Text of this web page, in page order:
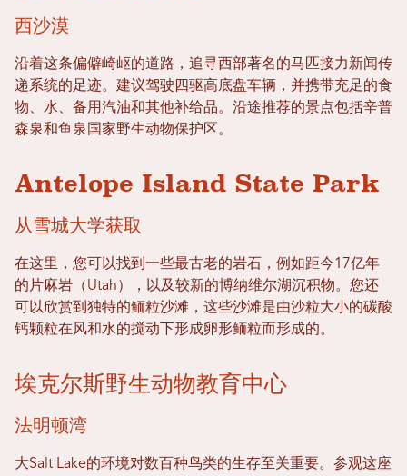
西沙漠
沿着这条偏僻崎岖的道路，追寻西部著名的马匹接力新闻传
递系统的足迹。建议驾驶四驱高底盘车辆，并携带充足的食
物、水、备用汽油和其他补给品。沿途推荐的景点包括辛普
森泉和鱼泉国家野生动物保护区。
Antelope Island State Park
从雪城大学获取
在这里，您可以找到一些最古老的岩石，例如距今17亿年
的片麻岩（Utah），以及较新的博纳维尔湖沉积物。您还
可以欣赏到独特的鲕粒沙滩，这些沙滩是由沙粒大小的碳酸
钙颗粒在风和水的搅动下形成卵形鲕粒而形成的。
埃克尔斯野生动物教育中心
法明顿湾
大Salt Lake的环境对数百种鸟类的生存至关重要。参观这座